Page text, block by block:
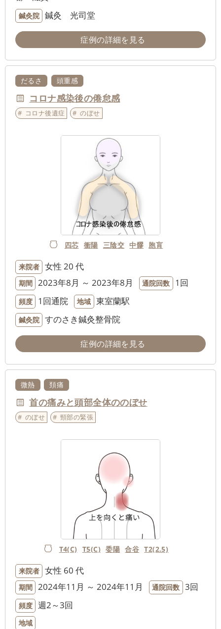
鍼灸院 鍼灸 光司堂
症例の詳細を見る
だるさ 頭重感
コロナ感染後の倦怠感
コロナ後遺症 のぼせ
四芯 衝陽 三陰交 中髎 胞肓
来院者 女性 20 代
期間 2023年8月 ～ 2023年8月 通院回数 1回
頻度 1回通院 地域 東室蘭駅
鍼灸院 すのさき鍼灸整骨院
症例の詳細を見る
微熱 頚痛
首の痛みと頭部全体ののぼせ
のぼせ 頸部の緊張
T4(C) T5(C) 委陽 合谷 T2(2.5)
来院者 女性 60 代
期間 2024年11月 ～ 2024年11月 通院回数 3回
頻度 週2～3回
地域